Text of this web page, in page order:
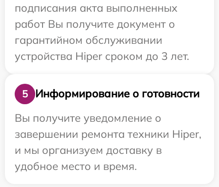
подписания акта выполненных
работ Вы получите документ о
гарантийном обслуживании
устройства Hiper сроком до 3 лет.
5
Информирование о готовности
Вы получите уведомление о
завершении ремонта техники Hiper,
и мы организуем доставку в
удобное место и время.